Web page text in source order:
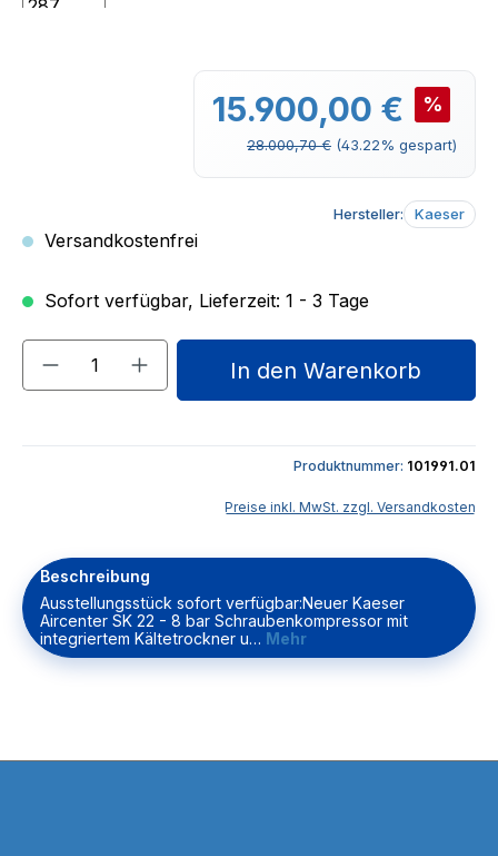
Verkaufspreis:
15.900,00 € %
Regulärer Preis:
28.000,70 € (43.22% gespart)
Hersteller: Kaeser
Versandkostenfrei
Sofort verfügbar, Lieferzeit: 1 - 3 Tage
Produkt Anzahl: Gib den
In den Warenkorb
Produktnummer: 101991.01
Preise inkl. MwSt. zzgl. Versandkosten
Beschreibung
Ausstellungsstück sofort verfügbar:Neuer Kaeser
Aircenter SK 22 - 8 bar Schraubenkompressor mit
integriertem Kältetrockner u… Mehr